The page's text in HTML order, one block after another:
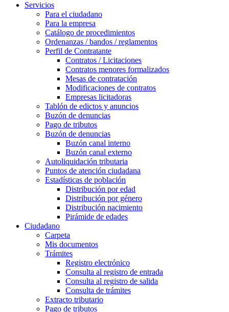
Servicios
Para el ciudadano
Para la empresa
Catálogo de procedimientos
Ordenanzas / bandos / reglamentos
Perfil de Contratante
Contratos / Licitaciones
Contratos menores formalizados
Mesas de contratación
Modificaciones de contratos
Empresas licitadoras
Tablón de edictos y anuncios
Buzón de denuncias
Pago de tributos
Buzón de denuncias
Buzón canal interno
Buzón canal externo
Autoliquidación tributaria
Puntos de atención ciudadana
Estadísticas de población
Distribución por edad
Distribución por género
Distribución nacimiento
Pirámide de edades
Ciudadano
Carpeta
Mis documentos
Trámites
Registro electrónico
Consulta al registro de entrada
Consulta al registro de salida
Consulta de trámites
Extracto tributario
Pago de tributos